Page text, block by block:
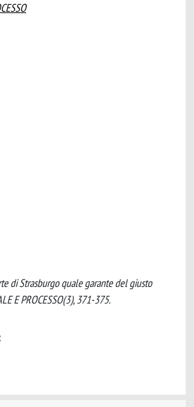
di Strasburgo quale garante del giusto
E PROCESSO(3), 371-375.